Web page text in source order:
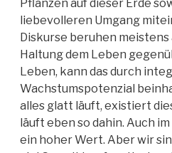
Pflanzen auf dieser Erde
liebevolleren Umgang
Diskurse beruhen
Haltung dem Leben
Leben, kann das durch
Wachstumspotenzial
alles glatt läuft, existiert
läuft eben so dahin. Auch
ein hoher Wert. Aber wir